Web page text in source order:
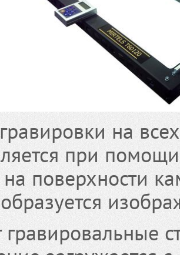
на
при
на поверхности
гравировальные